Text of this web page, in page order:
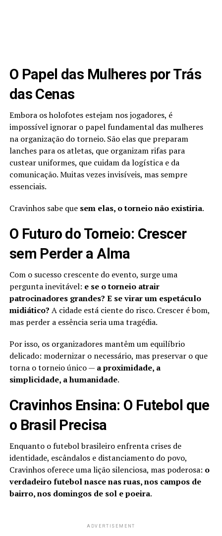
O Papel das Mulheres por Trás
das Cenas
Embora os holofotes estejam nos jogadores, é
impossível ignorar o papel fundamental das mulheres
na organização do torneio. São elas que preparam
lanches para os atletas, que organizam rifas para
custear uniformes, que cuidam da logística e da
comunicação. Muitas vezes invisíveis, mas sempre
essenciais.
Cravinhos sabe que sem elas, o torneio não existiria.
O Futuro do Torneio: Crescer
sem Perder a Alma
Com o sucesso crescente do evento, surge uma
pergunta inevitável: e se o torneio atrair
patrocinadores grandes? E se virar um espetáculo
midiático? A cidade está ciente do risco. Crescer é bom,
mas perder a essência seria uma tragédia.
Por isso, os organizadores mantêm um equilíbrio
delicado: modernizar o necessário, mas preservar o que
torna o torneio único — a proximidade, a
simplicidade, a humanidade.
Cravinhos Ensina: O Futebol que
o Brasil Precisa
Enquanto o futebol brasileiro enfrenta crises de
identidade, escândalos e distanciamento do povo,
Cravinhos oferece uma lição silenciosa, mas poderosa: o
verdadeiro futebol nasce nas ruas, nos campos de
bairro, nos domingos de sol e poeira.
ADVERTISEMENT